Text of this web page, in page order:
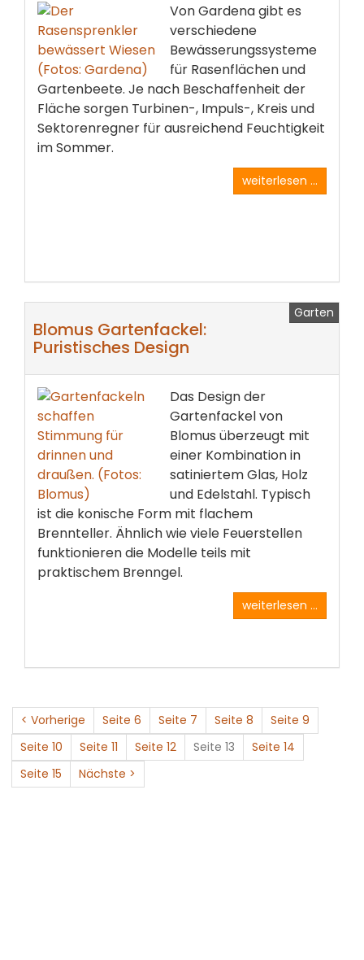
Von Gardena gibt es
verschiedene
Bewässerungssysteme
für Rasenflächen und
Gartenbeete. Je nach Beschaffenheit der
Fläche sorgen Turbinen-, Impuls-, Kreis und
Sektorenregner für ausreichend Feuchtigkeit
im Sommer.
weiterlesen ...
Garten
Blomus Gartenfackel:
Puristisches Design
Das Design der
Gartenfackel von
Blomus überzeugt mit
einer Kombination in
satiniertem Glas, Holz
und Edelstahl. Typisch
ist die konische Form mit flachem
Brennteller. Ähnlich wie viele Feuerstellen
funktionieren die Modelle teils mit
praktischem Brenngel.
weiterlesen ...
< Vorherige Seite 6 Seite 7 Seite 8
Seite 9
Seite 10
Seite 11 Seite 12 Seite 13
Seite 14
Seite 15
Nächste >